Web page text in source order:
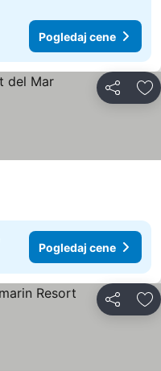
Pogledaj cene
Deli
Pogledaj cene
Deli